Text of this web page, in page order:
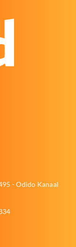
- Odido Kanaal